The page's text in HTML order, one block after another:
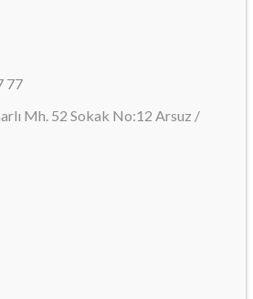
77
Mh. 52 Sokak No:12 Arsuz /